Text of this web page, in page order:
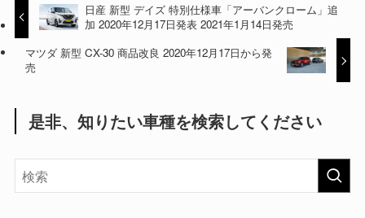
日産 新型 デイズ 特別仕様車「アーバンクローム」追
加 2020年12月17日発表 2021年1月14日発売
マツダ 新型 CX-30 商品改良 2020年12月17日から発
売
是非、知りたい車種を検索してください